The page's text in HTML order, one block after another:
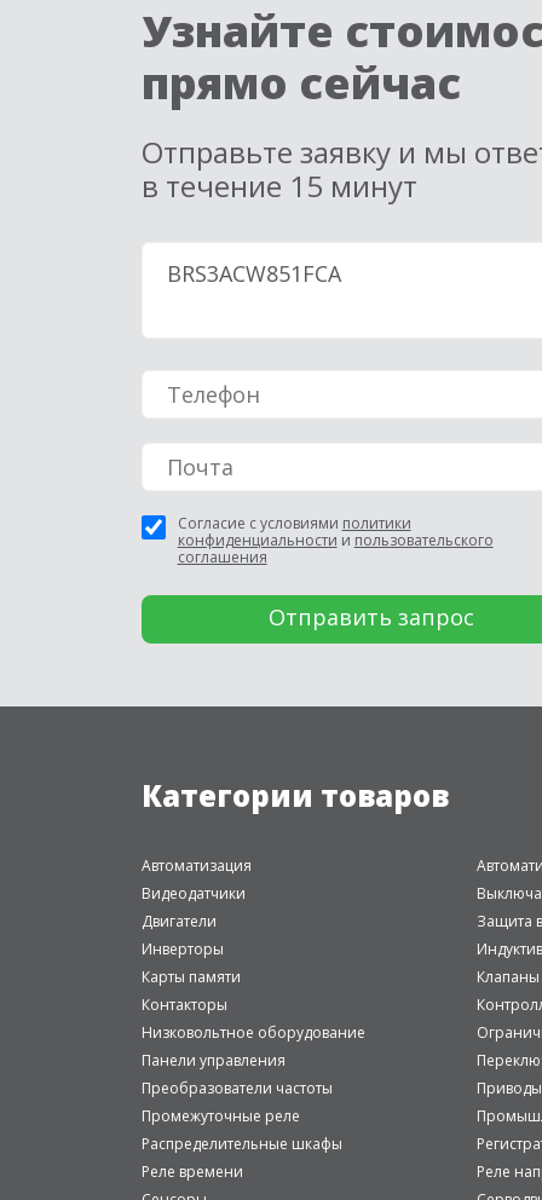
Узнайте
прямо сейчас
Отправьте заявку и мы
в течение 15 минут
Согласие с условиями политики
конфиденциальности и пользовательского
соглашения
Категории товаров
Автоматизация
Видеодатчики
Двигатели
Защита
Инверторы
Карты памяти
Клапаны
Контакторы
Низковольтное оборудование
Панели управления
Преобразователи частоты
Приводы
Промежуточные реле
Распределительные шкафы
Реле времени
Реле